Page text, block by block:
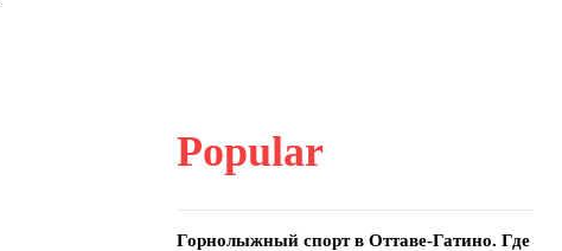
Popular
Горнолыжный спорт в Оттаве-Гатино. Где